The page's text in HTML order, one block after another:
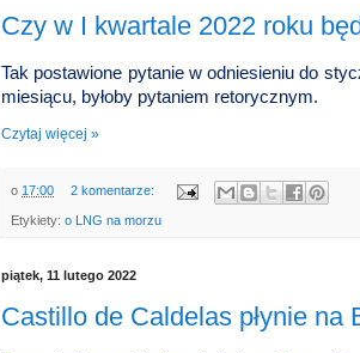
Czy w I kwartale 2022 roku
Tak postawione pytanie w odniesieniu do
miesiącu, byłoby pytaniem retorycznym.
Czytaj więcej »
o 17:00 2 komentarze:
Etykiety: o LNG na morzu
piątek, 11 lutego 2022
Castillo de Caldelas płynie na